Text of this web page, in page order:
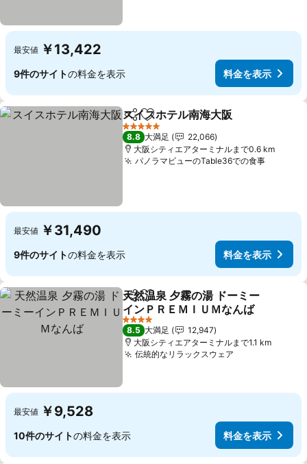
最安値 ￥13,422
9件のサイトの料金を表示 料金を表示
シェアお気に入りに追加
スイスホテル南海大阪
5 ホテルのランク
8.8 大満足
22,066
大阪シティエアターミナルまで0.6 km
パノラマビューのTable36での食事料金を
最安値 ￥31,490
9件のサイトの料金を表示 料金を表示
シェアお気に入りに追加
天然温泉 夕霧の湯 ドーミー
インＰＲＥＭＩＵＭなんば
料金を表示
4 ホテルのランク
8.5 大満足
12,947
大阪シティエアターミナルまで1.1 km
伝統的なリラックスウェア
最安値 ￥9,528
10件のサイトの料金を表示 料金を表示